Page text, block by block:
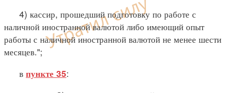
4) кассир, прошедший подготовку по работе с
наличной иностранной валютой либо имеющий опыт
работы с наличной иностранной валютой не менее шести
месяцев.";
в пункте 35: